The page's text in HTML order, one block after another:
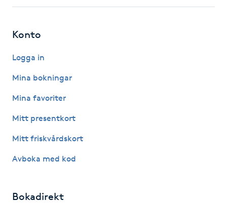
H
Hatha Yoga
Healing
Konto
Logga in
Mina bokningar
Mina favoriter
Mitt presentkort
Mitt friskvårdskort
Avboka med kod
Bokadirekt